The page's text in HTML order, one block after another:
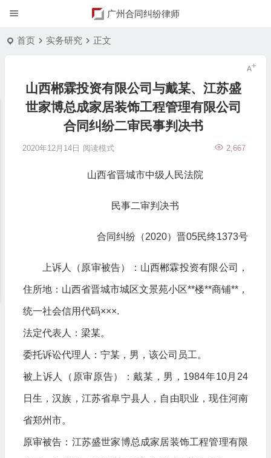
广州合同纠纷律师
首页 实务研究 正文
山西郴霖投资有限公司与戴某、江苏盛
世家博总成家居装饰工程管理有限公司
合同纠纷二审民事判决书
2020年12月14日 2,667
阅读模式
山西省晋城市中级人民法院
民事二审判决书
合同纠纷（2020）晋05民终1373号
上诉人（原审被告）：山西郴霖投资有限公司，
住所地：山西省晋城市城区文景苑小区**楼**商铺**，
统一社会信用代码×××.
法定代表人：梁某。
委托诉讼代理人：宁某，男，该公司员工。
被上诉人（原审原告）：戴某，男，1984年10月24
日生，汉族，江苏省阜宁县人，自由职业，现住河南
省郑州市。
原审被告：江苏盛世家博总成家居装饰工程管理有限